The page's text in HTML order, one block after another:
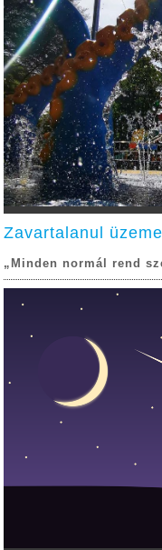
Zavartalanul
„Minden normál rend